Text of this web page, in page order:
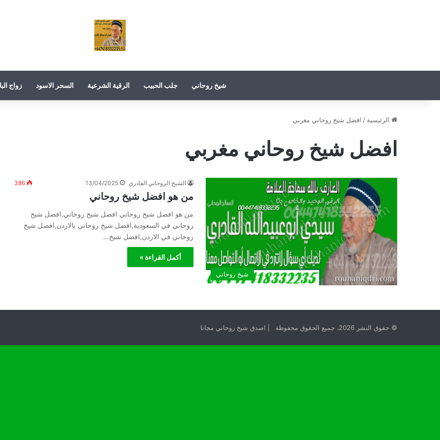
شيخ روحاني جلب الحبيب الرقية الشرعية السحر الاسود زواج
الرئيسية / افضل شيخ روحاني مغربي
افضل شيخ روحاني مغربي
شيخ روحاني
الشيخ الروحاني القادري 13/04/2025
386
من هو افضل شيخ روحاني
من هو افضل شيخ روحاني افضل شيخ روحاني,افضل شيخ
روحاني في السعودية,افضل شيخ روحاني بالاردن,افضل شيخ
روحاني في الاردن,افضل شيخ…
أكمل القراءة »
© حقوق النشر 2026، جميع الحقوق محفوظة | اصدق شيخ روحاني مجانا